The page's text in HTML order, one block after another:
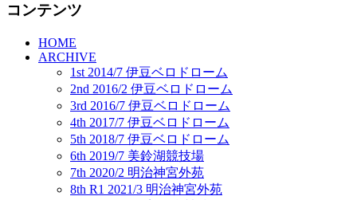
コンテンツ
HOME
ARCHIVE
1st 2014/7 伊豆ベロドローム
2nd 2016/2 伊豆ベロドローム
3rd 2016/7 伊豆ベロドローム
4th 2017/7 伊豆ベロドローム
5th 2018/7 伊豆ベロドローム
6th 2019/7 美鈴湖競技場
7th 2020/2 明治神宮外苑
8th R1 2021/3 明治神宮外苑